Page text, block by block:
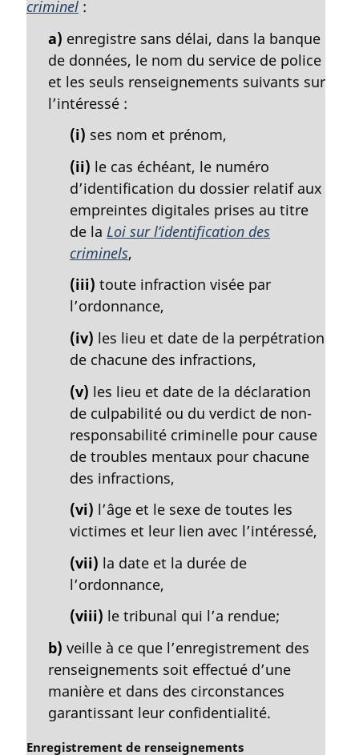
g
criminel :
a) enregistre sans délai, dans la banque
de données, le nom du service de police
et les seuls renseignements suivants sur
l’intéressé :
(i) ses nom et prénom,
(ii) le cas échéant, le numéro
d’identification du dossier relatif aux
empreintes digitales prises au titre
de la Loi sur l’identification des
criminels,
(iii) toute infraction visée par
l’ordonnance,
(iv) les lieu et date de la perpétration
de chacune des infractions,
(v) les lieu et date de la déclaration
de culpabilité ou du verdict de non-
responsabilité criminelle pour cause
de troubles mentaux pour chacune
des infractions,
(vi) l’âge et le sexe de toutes les
victimes et leur lien avec l’intéressé,
(vii) la date et la durée de
l’ordonnance,
(viii) le tribunal qui l’a rendue;
b) veille à ce que l’enregistrement des
renseignements soit effectué d’une
manière et dans des circonstances
garantissant leur confidentialité.
N
Enregistrement de renseignements